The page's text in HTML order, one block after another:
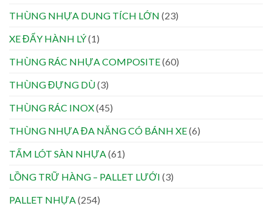
THÙNG NHỰA DUNG TÍCH LỚN (23)
XE ĐẨY HÀNH LÝ(1)
THÙNG RÁC NHỰA COMPOSITE(60)
THÙNG ĐỰNG DÙ(3)
THÙNG RÁC INOX(45)
THÙNG NHỰA ĐA NĂNG CÓ BÁNH XE(6)
TẤM LÓT SÀN NHỰA (61)
LỒNG TRỮ HÀNG – PALLET LƯỚI (3)
PALLET NHỰA (254)